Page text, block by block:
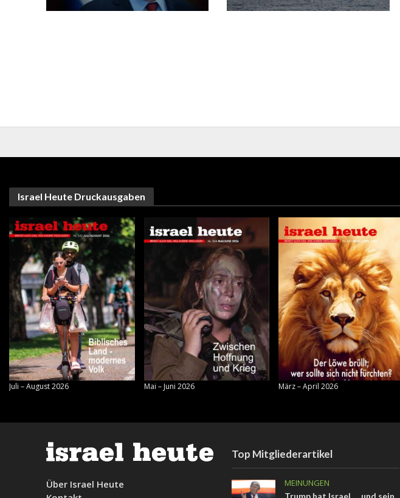
Israel Heute Druckausgaben
Juli – August 2026 Mai – Juni 2026 März – April 2026
Über Israel Heute
Top Mitgliederartikel
MEINUNGEN